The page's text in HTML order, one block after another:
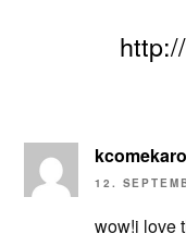
12.
wow!i love